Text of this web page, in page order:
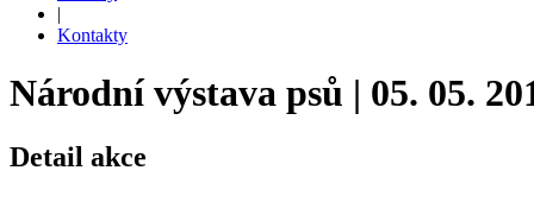
|
Kontakty
Národní výstava psů | 05. 05.
Detail akce